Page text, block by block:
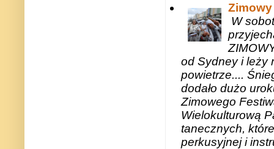
W
od Sydney i leży
powietrze....
dodało dużo
Zimowego
Wielokulturową
tanecznych,
perkusyjnej i